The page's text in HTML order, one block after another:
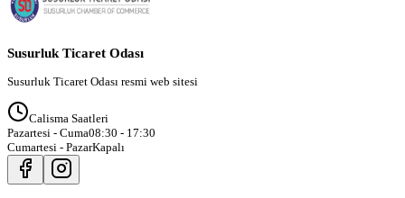
Susurluk Ticaret Odası
Susurluk Ticaret Odası resmi web sitesi
Calisma Saatleri
Pazartesi - Cuma08:30 - 17:30
Cumartesi - PazarKapalı